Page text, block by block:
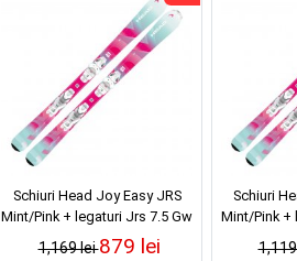
Schiuri Head Joy Easy JRS
Mint/Pink + legaturi Jrs 7.5 Gw
Ca 25/26
1,169 lei879 lei
Schiuri
Mint/Pink +